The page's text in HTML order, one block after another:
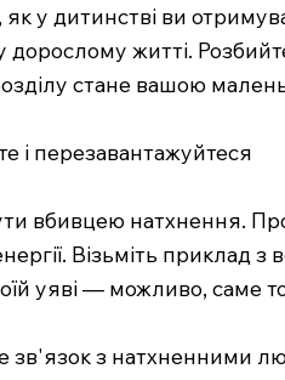
як у дитинстві ви
дорослому житті.
стане вашою
і перезавантажуйтеся
вбивцею натхнення.
Візьміть приклад
уяві — можливо, саме
зв'язок з натхненними